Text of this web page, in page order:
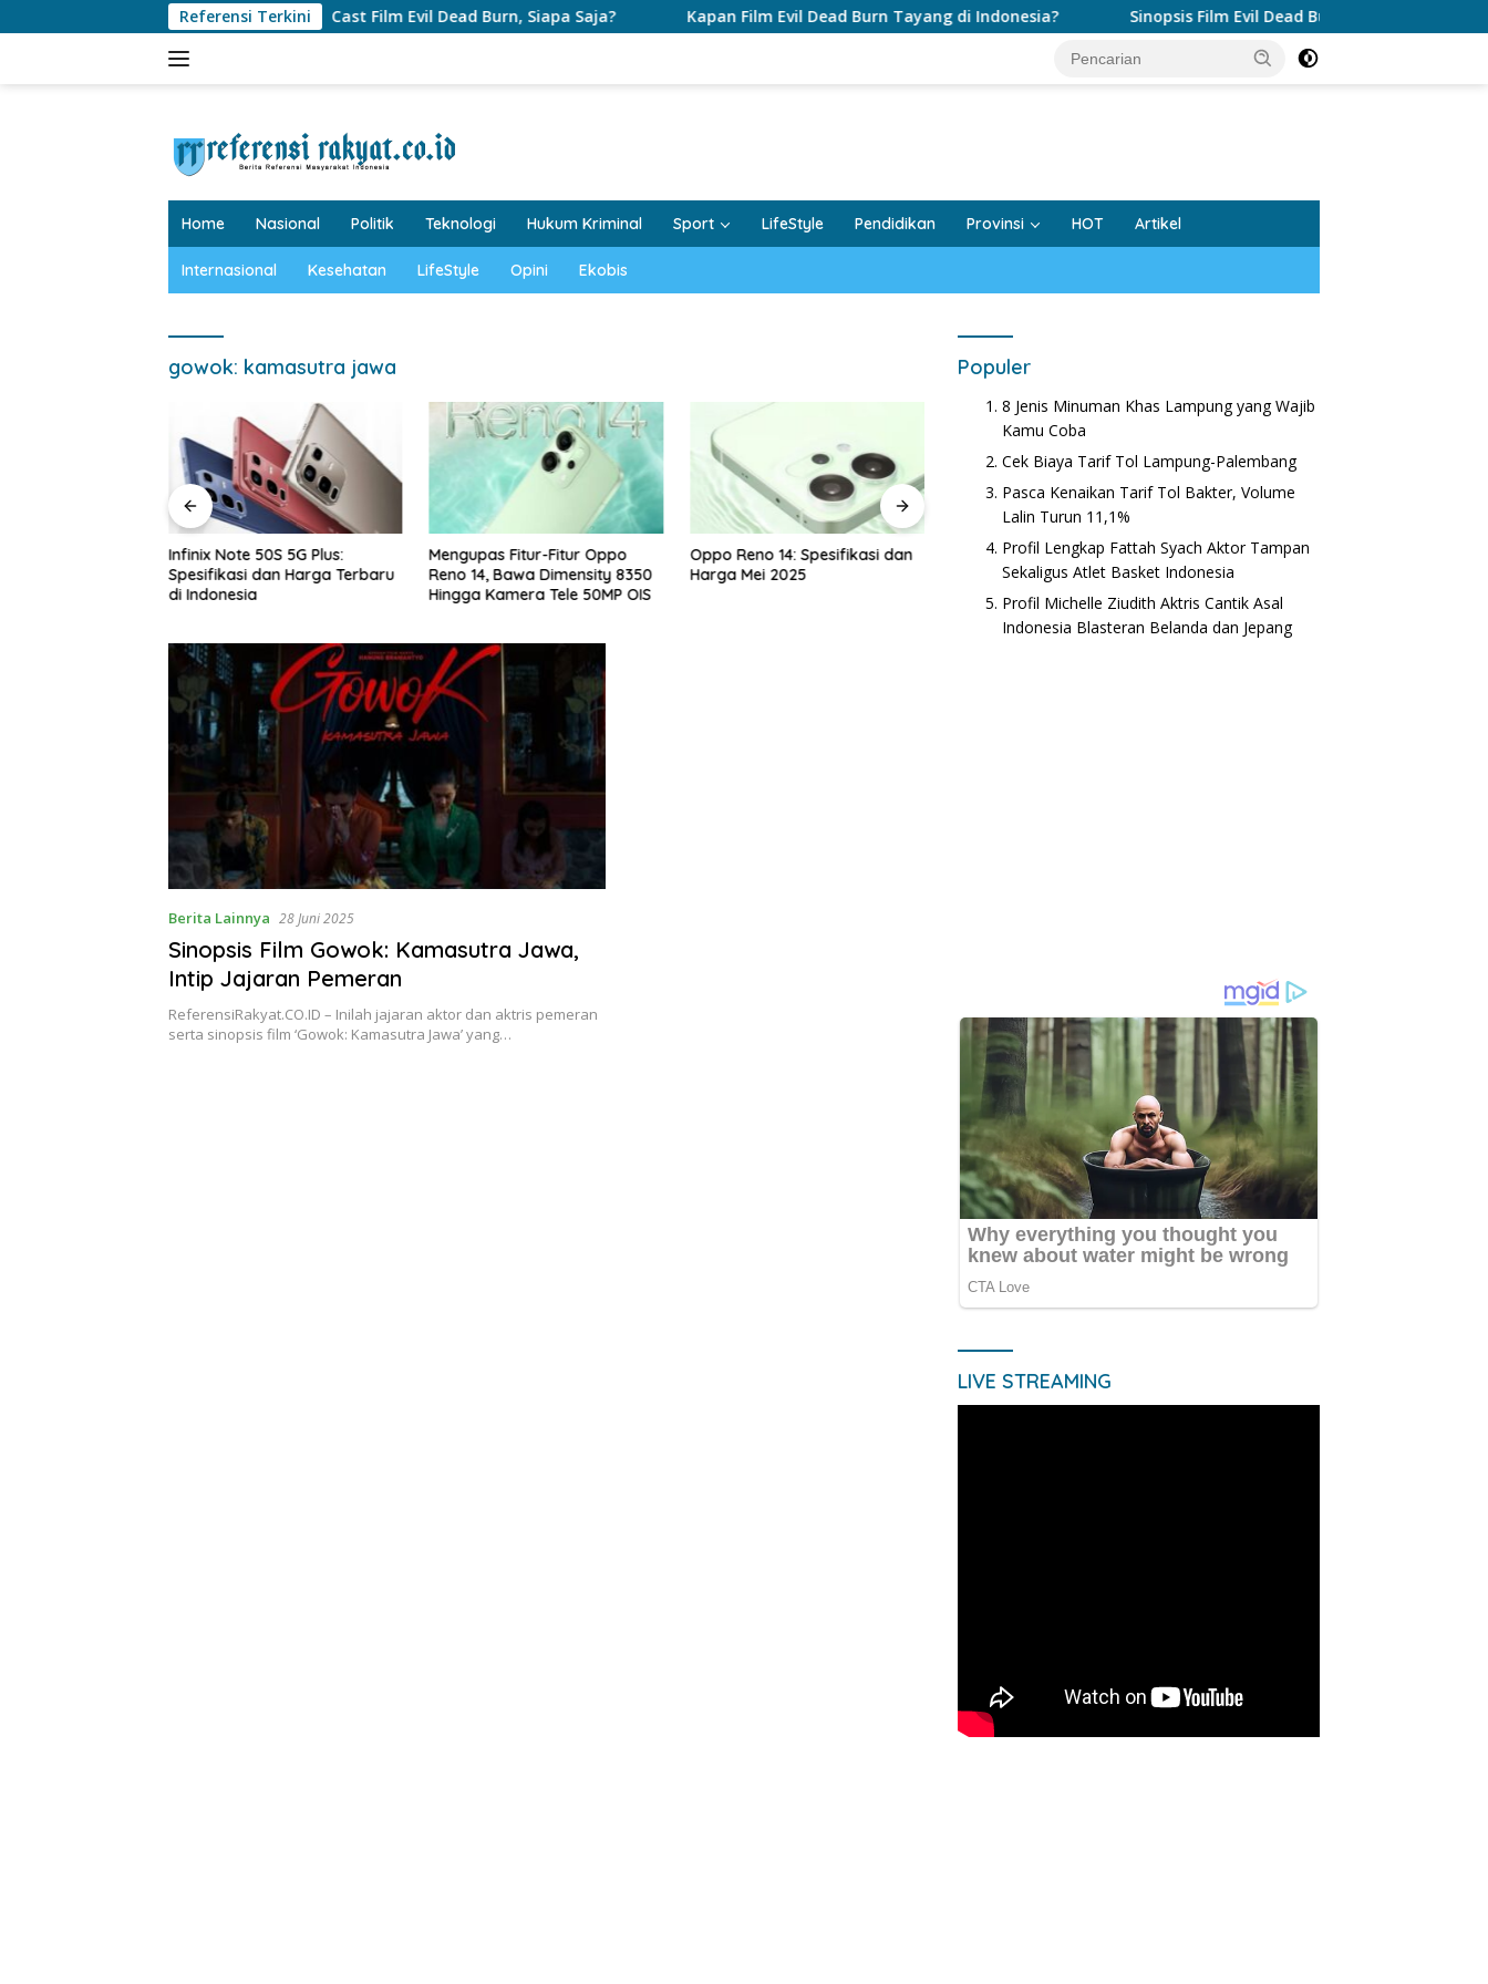
ke
Referensi TerkiniCast Film Evil Dead Burn, Siapa Saja? Kapan Film Evil Dead Burn Tayang di Indonesia? Sinopsis Film Evil Dead Burn, Begini Alurnya
Home Nasional Politik Teknologi Hukum Kriminal Sport LifeStyle Pendidikan Provinsi HOT Artikel
Internasional Kesehatan LifeStyle Opini Ekobis
gowok: kamasutra jawa
Infinix Note 50S 5G Plus:
Spesifikasi dan Harga Terbaru
di Indonesia
Mengupas Fitur-Fitur Oppo
Reno 14, Bawa Dimensity 8350
Hingga Kamera Tele 50MP OIS
Oppo Reno 14: Spesifikasi dan
Harga Mei 2025
Poco C71: Spesifikasi dan
Harga Mei 2025
Poco C71 Hadir di Indonesia
Dengan Unisoc T7250, Bongkar
Spesifikasinya
Berita Lainnya 28 Juni 2025
Sinopsis Film Gowok: Kamasutra Jawa,
Intip Jajaran Pemeran
ReferensiRakyat.CO.ID – Inilah jajaran aktor dan aktris pemeran
serta sinopsis film ‘Gowok: Kamasutra Jawa’ yang…
Populer
8 Jenis Minuman Khas Lampung yang Wajib
Kamu Coba
Cek Biaya Tarif Tol Lampung-Palembang
Pasca Kenaikan Tarif Tol Bakter, Volume
Lalin Turun 11,1%
Profil Lengkap Fattah Syach Aktor Tampan
Sekaligus Atlet Basket Indonesia
Profil Michelle Ziudith Aktris Cantik Asal
Indonesia Blasteran Belanda dan Jepang
LIVE STREAMING